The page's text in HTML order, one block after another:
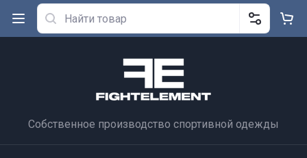
Собственное производство спортивной одежды